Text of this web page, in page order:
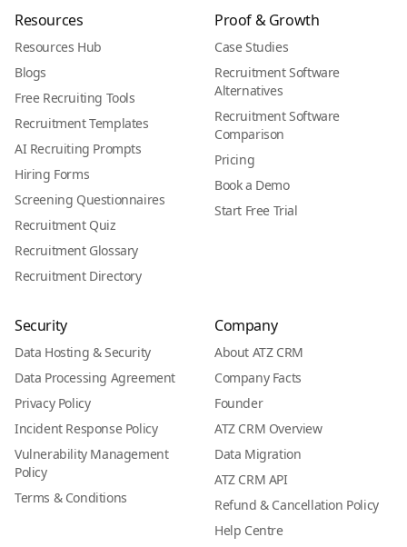
Resources
Resources Hub
Blogs
Free Recruiting Tools
Recruitment Templates
AI Recruiting Prompts
Hiring Forms
Screening Questionnaires
Recruitment Quiz
Recruitment Glossary
Recruitment Directory
Proof & Growth
Case Studies
Recruitment Software
Alternatives
Recruitment Software
Comparison
Pricing
Book a Demo
Start Free Trial
Security
Data Hosting & Security
Data Processing Agreement
Privacy Policy
Incident Response Policy
Vulnerability Management
Policy
Terms & Conditions
Company
About ATZ CRM
Company Facts
Founder
ATZ CRM Overview
Data Migration
ATZ CRM API
Refund & Cancellation Policy
Help Centre